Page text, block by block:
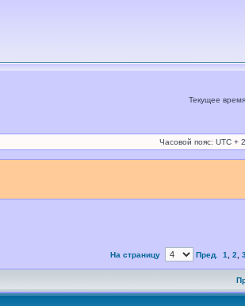
Текущее
Часовой пояс: UTC +
На страницу Пред. 1 2